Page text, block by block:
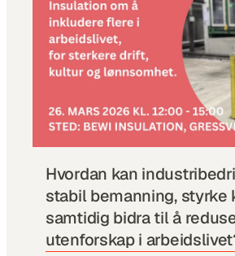
Hvordan kan
stabil bemanning, styrke
samtidig bidra til å
utenforskap i